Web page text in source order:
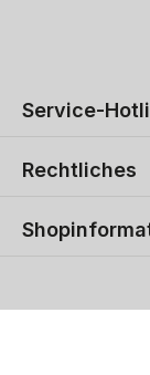
Service-
Rechtliches